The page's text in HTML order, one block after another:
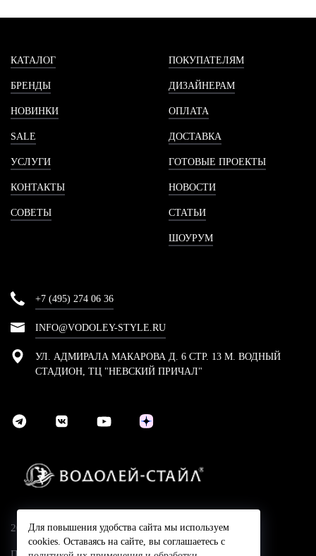
КАТАЛОГ
БРЕНДЫ
НОВИНКИ
SALE
УСЛУГИ
КОНТАКТЫ
СОВЕТЫ
ПОКУПАТЕЛЯМ
ДИЗАЙНЕРАМ
ОПЛАТА
ДОСТАВКА
ГОТОВЫЕ ПРОЕКТЫ
НОВОСТИ
СТАТЬИ
ШОУРУМ
+7 (495) 274 06 36
INFO@VODOLEY-STYLE.RU
УЛ. АДМИРАЛА МАКАРОВА Д. 6 СТР. 13 М. ВОДНЫЙ
СТАДИОН, ТЦ "НЕВСКИЙ ПРИЧАЛ"
2024 © Компания Водолей-Cтайл
Политика конфидециальности
Для повышения удобства сайта мы используем
cookies. Оставаясь на сайте, вы соглашаетесь с